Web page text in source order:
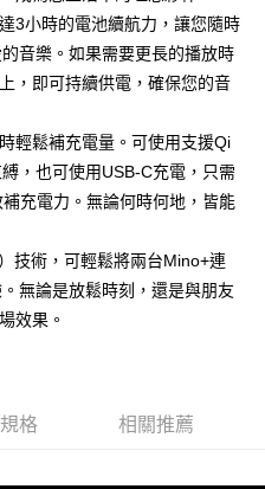
)免運費
)免運費
免運費
3小時的電池續航力，讓您隨時
音樂。如果需要更長的播放時
，即可持續供電，確保您的音
輕鬆補充電量。可使用支援Qi
，也可使用USB-C充電，只需
充電力。無論何時何地，皆能
技術，可輕鬆將兩台Mino+連
無論是放鬆時刻，還是與朋友
效果。
格 相關推薦